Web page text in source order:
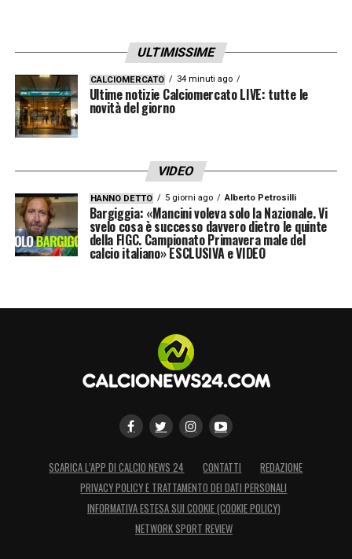
ULTIMISSIME
CALCIOMERCATO 34 minuti ago
Ultime notizie Calciomercato LIVE: tutte le
novità del giorno
VIDEO
HANNO DETTO 5 giorni ago Alberto Petrosilli
Bargiggia: «Mancini voleva solo la Nazionale. Vi
svelo cosa è successo davvero dietro le quinte
della FIGC. Campionato Primavera male del
calcio italiano» ESCLUSIVA e VIDEO
SCARICA L’APP DI CALCIO NEWS 24 CONTATTI
REDAZIONE
PRIVACY POLICY E TRATTAMENTO DEI DATI PERSONALI
INFORMATIVA ESTESA SUI COOKIE (COOKIE POLICY)
NETWORK SPORT REVIEW